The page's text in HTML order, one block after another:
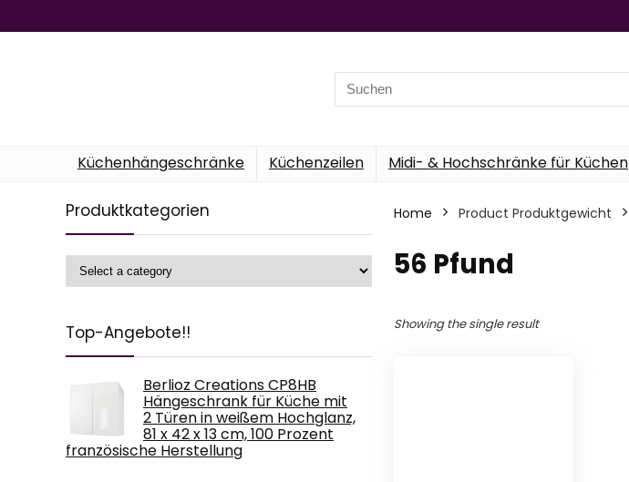
Search
for:
Küchenhängeschränke Küchenzeilen Midi- & Hochschränke für Küchen
Produktkategorien
Top-Angebote!!
Berlioz Creations CP8HB
Hängeschrank für Küche mit
2 Türen in weißem Hochglanz,
81 x 42 x 13 cm, 100 Prozent
französische Herstellung
Home Product Produktgewicht
‎56 Pfund
Showing the single result